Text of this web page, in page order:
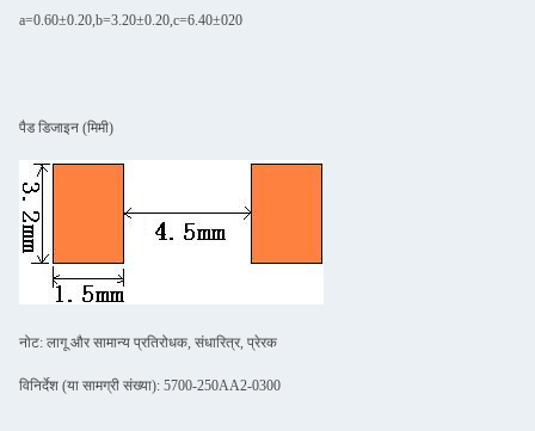
a=0.60±0.20,b=3.20±0.20,c=6.40±020
पैड डिजाइन (मिमी)
नोट: लागू और सामान्य प्रतिरोधक, संधारित्र, प्रेरक
विनिर्देश (या सामग्री संख्या): 5700-250AA2-0300